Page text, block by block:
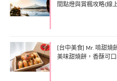
間點燈與賞楓攻略(線
[台中美食] Mr. 啃甜燒
美味甜燒餅，香酥可